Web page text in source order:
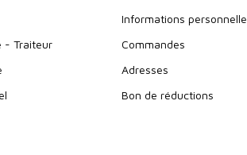
- Traiteur
Informations
Commandes
Adresses
Bon de réductions